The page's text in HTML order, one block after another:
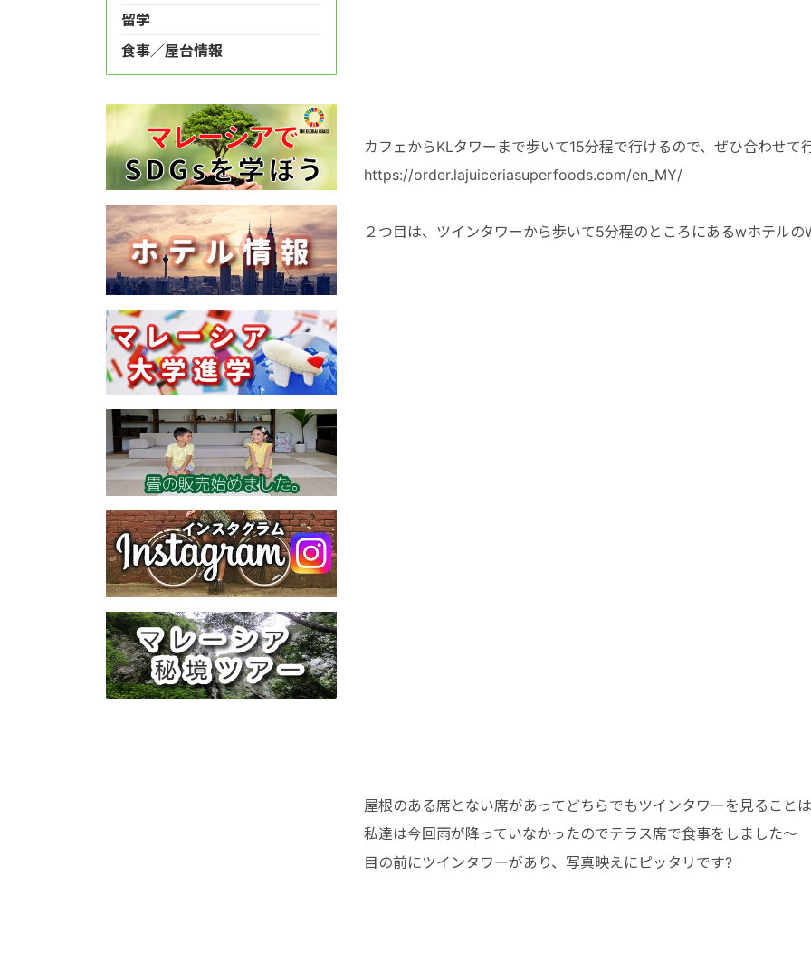
カフェからKLタワーまで歩いて15分程で行けるので、ぜひ合わせて
https://order.lajuiceriasuperfoods.com/en_MY/
２つ目は、ツインタワーから歩いて5分程のところにあるwホテルの
屋根のある席とない席があってどちらでもツインタワーを見ること
私達は今回雨が降っていなかったのでテラス席で食事をしました〜
目の前にツインタワーがあり、写真映えにピッタリです?
留学
食事／屋台情報